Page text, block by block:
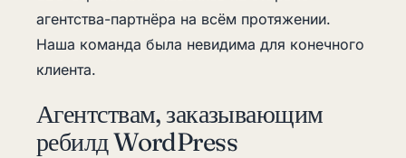
агентства-партнёра на всём протяжении.
Наша команда была невидима для конечного
клиента.
Агентствам, заказывающим
ребилд WordPress